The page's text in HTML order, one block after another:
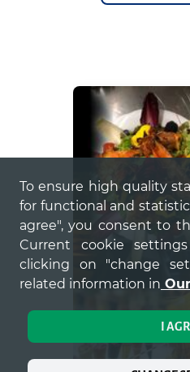
To ensure high quality
for functional and
agree", you consent to
Current cookie
clicking on "change
related information in
I